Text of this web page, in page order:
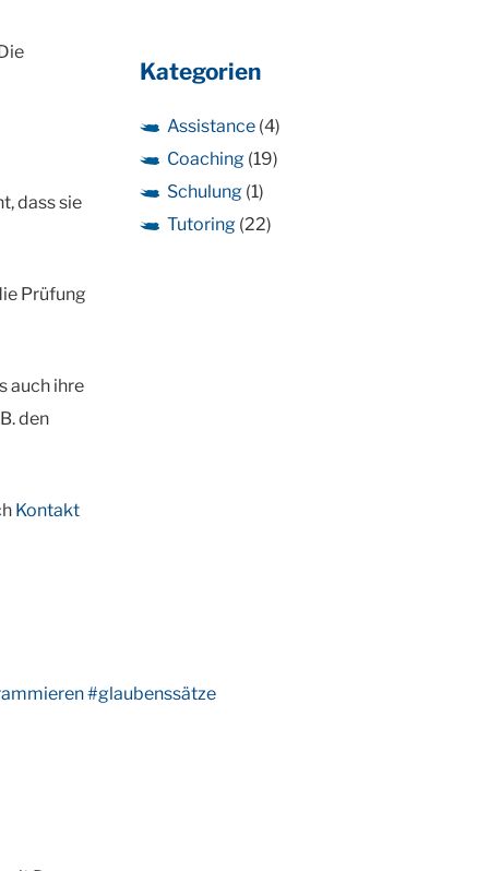
dass sie
Prüfung
auch ihre
den
Kontakt
#glaubenssätze
Kategorien
Assistance (4)
Coaching (19)
Schulung (1)
Tutoring (22)